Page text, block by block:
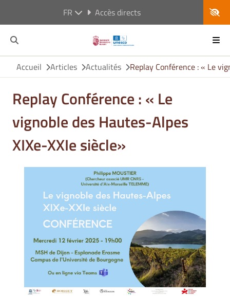
FR Accès directs
Accueil Articles Actualités Replay Conférence : « Le
Replay Conférence : « Le
vignoble des Hautes-Alpes
XIXe-XXIe siècle»